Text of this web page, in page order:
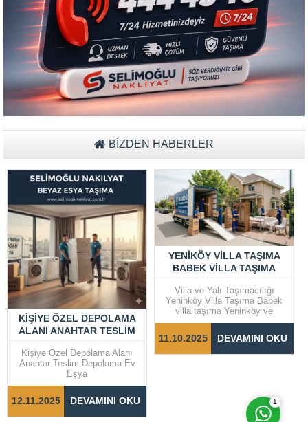
BİZDEN HABERLER
KIŞIYE ÖZEL DEPOLAMA
ALANI ANAHTAR TESLIM
DEPOLAMA EV EŞYA
Kişiye Özel Depolama Alanı
Anahtar Teslim Depolama Ev
Eşya
12.11.2025 DEVAMINI OKU
YENIKÖY VILLA TAŞIMA
BABEK VILLA TAŞIMA
Villa ve Yalı Taşımacılığı
Yeninköy Villa Taşıma Babek
villa taşıma Yeninköy ve
Bebek gibi prestijli semtlerde
taşıma işlemleri, dikkat ve
özen gerektiren bir süreçtir.
11.10.2025 DEVAMINI OKU
1